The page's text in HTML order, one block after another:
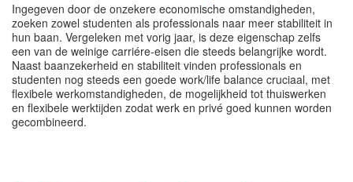
Ingegeven door de onzekere economische omstandigheden,
zoeken zowel studenten als professionals naar meer stabiliteit in
hun baan. Vergeleken met vorig jaar, is deze eigenschap zelfs
een van de weinige carriére-eisen die steeds belangrijke wordt.
Naast baanzekerheid en stabiliteit vinden professionals en
studenten nog steeds een goede work/life balance cruciaal, met
flexibele werkomstandigheden, de mogelijkheid tot thuiswerken
en flexibele werktijden zodat werk en privé goed kunnen worden
gecombineerd.